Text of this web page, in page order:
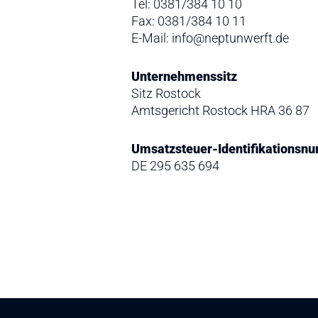
Tel: 0381/384 10 10
Fax: 0381/384 10 11
E-Mail: info@neptunwerft.de
Unternehmenssitz
Sitz Rostock
Amtsgericht Rostock HRA 36 87
Umsatzsteuer-
DE 295 635 694